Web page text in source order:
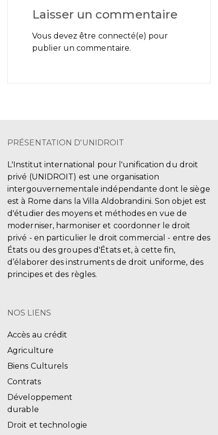
Laisser un commentaire
Vous devez être connecté(e) pour
publier un commentaire.
PRÉSENTATION D'UNIDROIT
L'Institut international pour l'unification du droit
privé (UNIDROIT) est une organisation
intergouvernementale indépendante dont le siège
est à Rome dans la Villa Aldobrandini. Son objet est
d'étudier des moyens et méthodes en vue de
moderniser, harmoniser et coordonner le droit
privé - en particulier le droit commercial - entre des
États ou des groupes d'États et, à cette fin,
d’élaborer des instruments de droit uniforme, des
principes et des règles.
NOS LIENS
Accès au crédit
Agriculture
Biens Culturels
Contrats
Développement
durable
Droit et technologie